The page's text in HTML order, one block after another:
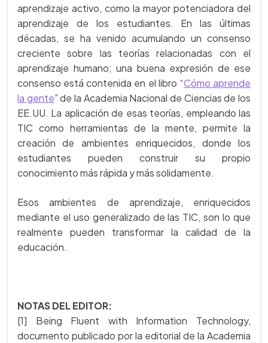
aprendizaje activo, como la mayor potenciadora del
aprendizaje de los estudiantes. En las últimas
décadas, se ha venido acumulando un consenso
creciente sobre las teorías relacionadas con el
aprendizaje humano; una buena expresión de ese
consenso está contenida en el libro “Cómo aprende
la gente” de la Academia Nacional de Ciencias de los
EE.UU. La aplicación de esas teorías, empleando las
TIC como herramientas de la mente, permite la
creación de ambientes enriquecidos, donde los
estudiantes pueden construir su propio
conocimiento más rápida y más solidamente.
Esos ambientes de aprendizaje, enriquecidos
mediante el uso generalizado de las TIC, son lo que
realmente pueden transformar la calidad de la
educación.
NOTAS DEL EDITOR:
[1] Being Fluent with Information Technology,
documento publicado por la editorial de la Academia